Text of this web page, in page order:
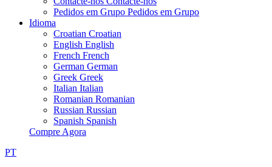
Pedidos em Grupo Pedidos em Grupo
Idioma
Croatian Croatian
English English
French French
German German
Greek Greek
Italian Italian
Romanian Romanian
Russian Russian
Spanish Spanish
Compre Agora
PT